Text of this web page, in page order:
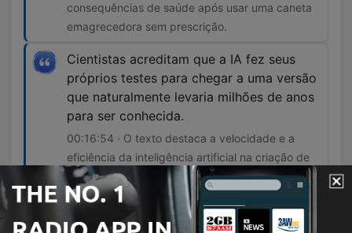
consequências de saúde após usar uma caneta
emagrecedora sem prescrição.
Cientistas acreditam que a IA fez seus
próprios testes para chegar a uma versão
que naturalmente levaria milhões de anos
para ser conhecida.
00:16:54 · O texto destaca a velocidade e a
eficiência da inteligência artificial na criação de
novos vírus sintéticos para pesquisa.
O que faz o Brasil ter uma das contas de
luz mais caras do mundo não é o custo da